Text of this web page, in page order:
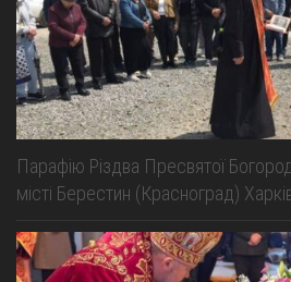
Парафію Різдва Пресвятої
місті Берестин (Красноград)